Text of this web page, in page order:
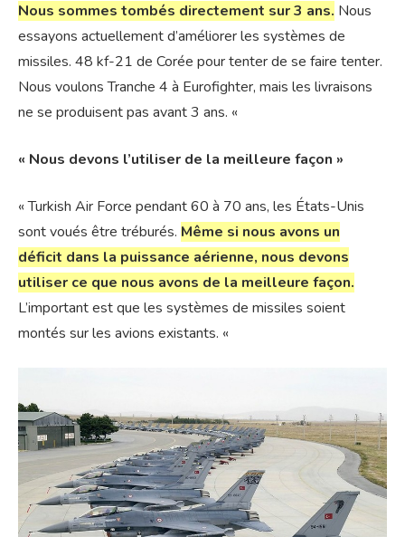
Nous sommes tombés directement sur 3 ans. Nous
essayons actuellement d’améliorer les systèmes de
missiles. 48 kf-21 de Corée pour tenter de se faire tenter.
Nous voulons Tranche 4 à Eurofighter, mais les livraisons
ne se produisent pas avant 3 ans. «
« Nous devons l’utiliser de la meilleure façon »
« Turkish Air Force pendant 60 à 70 ans, les États-Unis
sont voués être tréburés. Même si nous avons un
déficit dans la puissance aérienne, nous devons
utiliser ce que nous avons de la meilleure façon.
L’important est que les systèmes de missiles soient
montés sur les avions existants. «